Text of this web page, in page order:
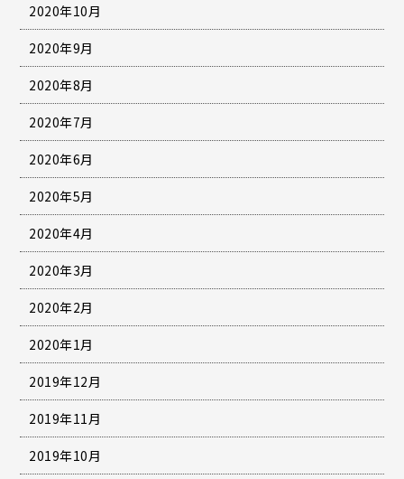
2020年10月
2020年9月
2020年8月
2020年7月
2020年6月
2020年5月
2020年4月
2020年3月
2020年2月
2020年1月
2019年12月
2019年11月
2019年10月